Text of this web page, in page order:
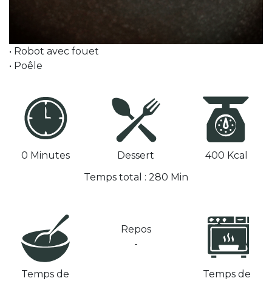
• Robot avec fouet
• Poêle
0 Minutes Dessert
400 Kcal
Temps total : 280 Min
Temps de
Repos
-
Temps de